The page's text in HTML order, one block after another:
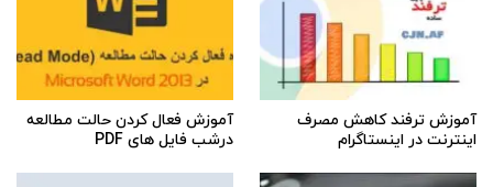
آموزش ترفند کاهش مصرف
اینترنت در اینستاگرام
آموزش فعال کردن حالت مطالعه
درشب فایل های PDF